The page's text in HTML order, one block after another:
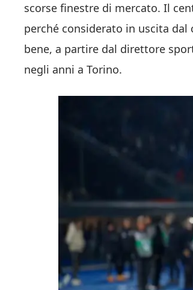
scorse finestre di mercato. Il
perché considerato in uscita dal
bene, a partire dal direttore
negli anni a Torino.